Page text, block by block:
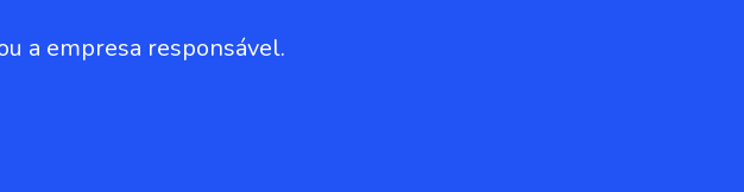
a empresa responsável.